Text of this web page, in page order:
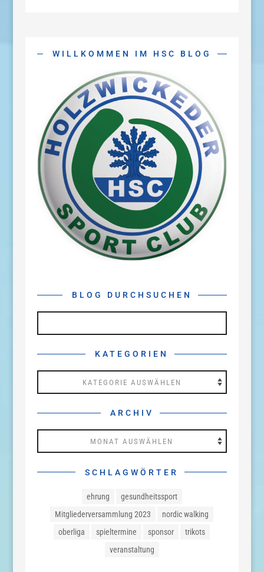
WILLKOMMEN IM HSC BLOG
BLOG DURCHSUCHEN
KATEGORIEN
ARCHIV
SCHLAGWÖRTER
ehrung
gesundheitssport
Mitgliederversammlung 2023
nordic walking
oberliga
spieltermine sponsor
trikots
veranstaltung